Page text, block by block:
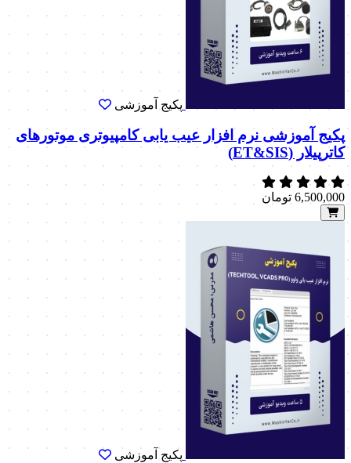
پکیج آموزشی
پکیج آموزشی نرم افزار عیب یابی کامپیوتری موتورهای
کاترپیلار (ET&SIS)
6,500,000 تومان
پکیج آموزشی